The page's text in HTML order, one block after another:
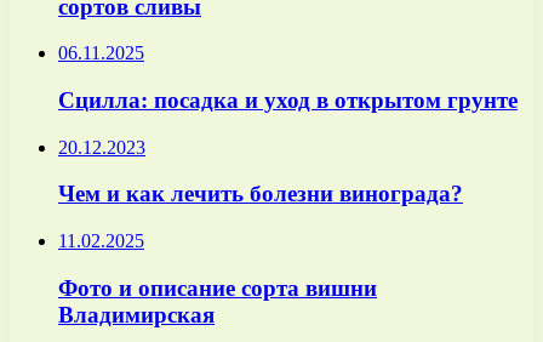
сортов сливы
06.11.2025
Сцилла: посадка и уход в открытом грунте
20.12.2023
Чем и как лечить болезни винограда?
11.02.2025
Фото и описание сорта вишни
Владимирская